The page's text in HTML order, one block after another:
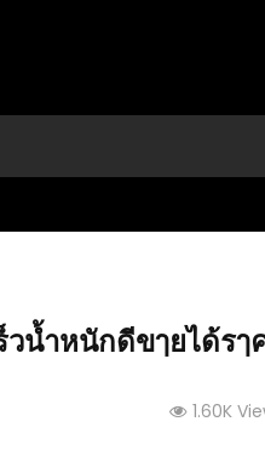
น้ำหนักดีขๅยได้รๅ
1.60K